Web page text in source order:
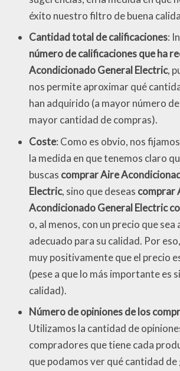
éxito nuestro filtro de buena
Cantidad total de calificaciones:
número de calificaciones que ha
Acondicionado General Electric,
nos permite aproximar qué
han adquirido (a mayor número
mayor cantidad de compras).
Coste: Como es obvio, nos
la medida en que tenemos claro
buscas comprar Aire
Electric, sino que deseas comprar
Acondicionado General Electric
o, al menos, con un precio que sea
adecuado para su calidad. Por
muy positivamente que el precio
(pese a que lo más importante es
calidad).
Número de opiniones de los
Utilizamos la cantidad de
compradores que tiene cada
que podamos ver qué cantidad de